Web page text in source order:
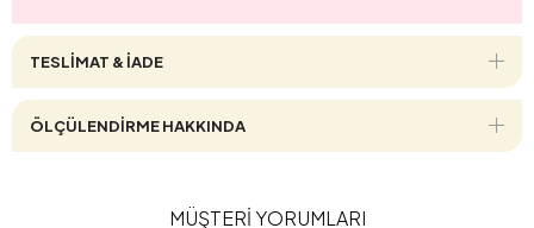
TESLİMAT & İADE
ÖLÇÜLENDİRME HAKKINDA
MÜŞTERİ YORUMLARI